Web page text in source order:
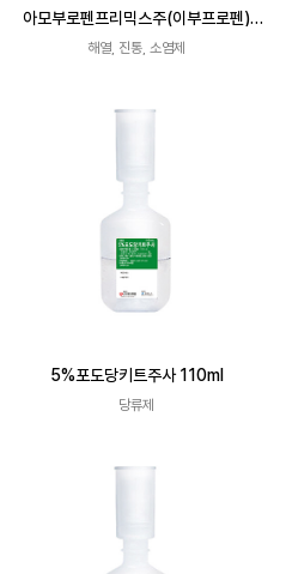
아모부로펜프리믹스주(이부프로펜)
해열, 진통, 소염제
5%포도당키트주사 110ml
당류제